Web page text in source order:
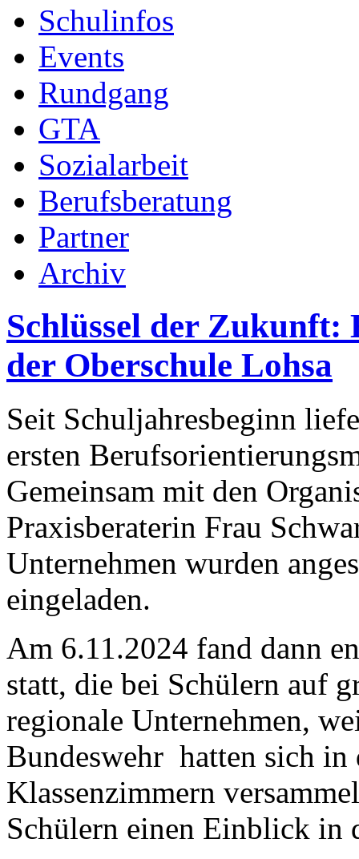
Schulinfos
Events
Rundgang
GTA
Sozialarbeit
Berufsberatung
Partner
Archiv
Schlüssel der Zukunft:
der Oberschule Lohsa
Seit Schuljahresbeginn
ersten
Gemeinsam mit den
Praxisberaterin Frau
Unternehmen wurden
eingeladen.
Am 6.11.2024 fand dann
statt, die bei Schülern auf
regionale Unternehmen,
Bundeswehr hatten sich in
Klassenzimmern
Schülern einen Einblick in